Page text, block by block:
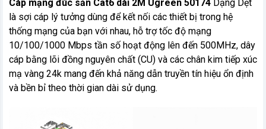
Cáp mạng đúc sẵn Cat6 dài 2M Ugreen 50174 Dạng Dẹt
là sợi cáp lý tưởng dùng để kết nối các thiết bị trong hệ
thống mạng của bạn với nhau, hỗ trợ tốc độ mạng
10/100/1000 Mbps tần số hoạt động lên đến 500MHz, dây
cáp bằng lõi đồng nguyên chất (CU) và các chân kim tiếp xúc
mạ vàng 24k mang đến khả năng dẫn truyền tín hiệu ổn định
và bền bỉ theo thời gian dài sử dụng.